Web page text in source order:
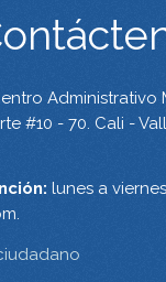
Administrativo
#10 - 70. Cali -
lunes a